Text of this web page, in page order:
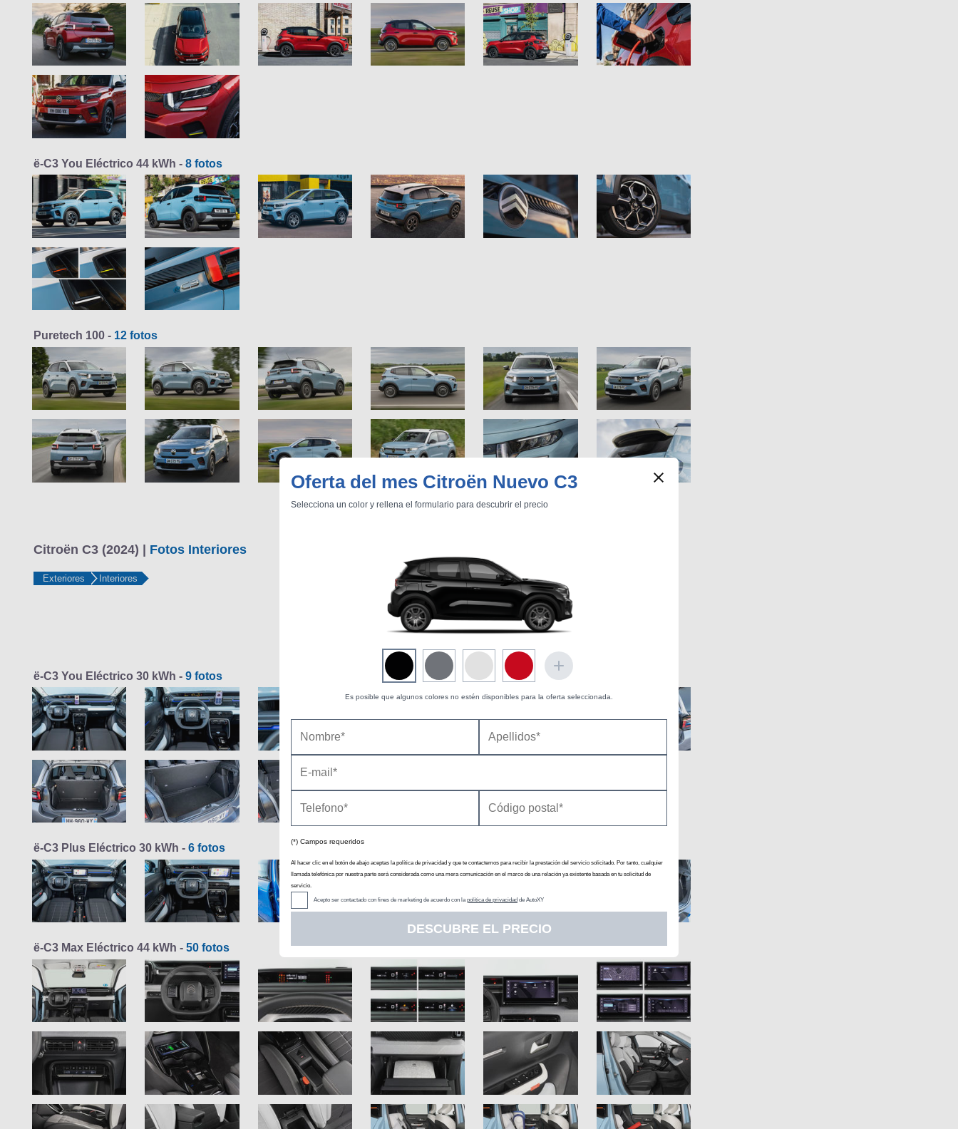
ë-C3 You Eléctrico 44 kWh - 8 fotos
Puretech 100 - 12 fotos
Citroën C3 (2024) | Fotos Interiores
Exteriores Interiores
ë-C3 You Eléctrico 30 kWh - 9 fotos
ë-C3 Plus Eléctrico 30 kWh - 6 fotos
ë-C3 Max Eléctrico 44 kWh - 50 fotos
Oferta del mes Citroën Nuevo C3
Selecciona un color y rellena el formulario para descubrir el precio
Es posible que algunos colores no estén disponibles para la oferta seleccionada.
(*) Campos requeridos
Al hacer clic en el botón de abajo aceptas la política de privacidad y que te contactemos para recibir la prestación del servicio solicitado. Por tanto, cualquier
llamada telefónica por nuestra parte será considerada como una mera comunicación en el marco de una relación ya existente basada en tu solicitud de
servicio.
Acepto ser contactado con fines de marketing de acuerdo con la política de privacidad de AutoXY
DESCUBRE EL PRECIO